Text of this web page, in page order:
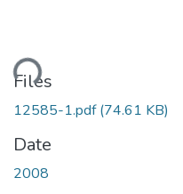
Files
12585-1.pdf(74.61 KB)
Date
2008